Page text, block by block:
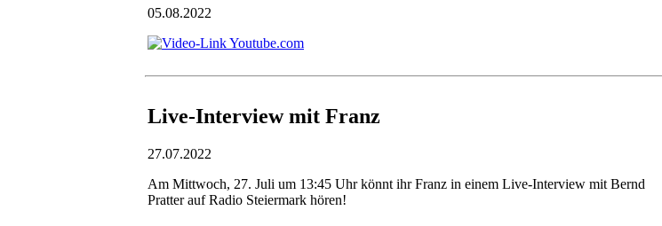
05.08.2022
Live-Interview mit Franz
27.07.2022
Am Mittwoch, 27. Juli um 13:45 Uhr könnt ihr Franz in einem Live-Interview mit Bernd
Pratter auf Radio Steiermark hören!